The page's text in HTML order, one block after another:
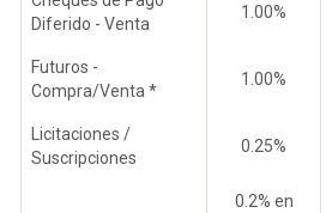
Diferido - Venta
1.00%
Futuros -
Compra/Venta *
1.00%
Licitaciones /
Suscripciones
0.25%
0.2% en